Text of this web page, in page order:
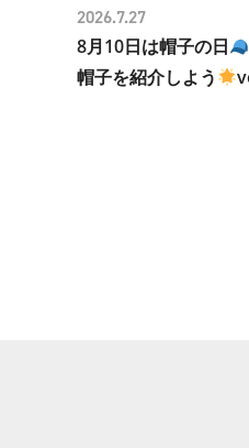
8月10日は帽子の日
帽子を紹介しよう
2026.7.27